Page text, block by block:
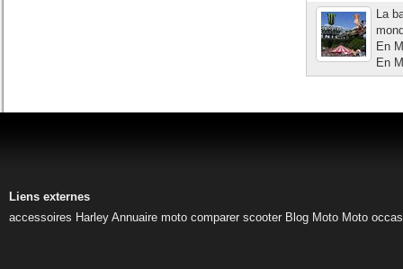
La
En
En
Liens externes
accessoires Harley Annuaire moto comparer scooter Blog Moto Moto